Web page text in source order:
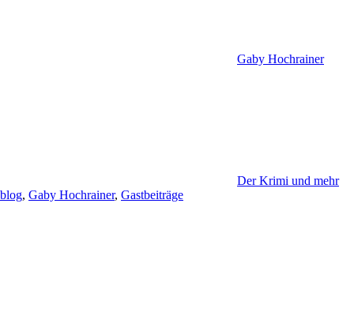
Gaby Hochrainer
Der Krimi und mehr
blog, Gaby Hochrainer, Gastbeiträge